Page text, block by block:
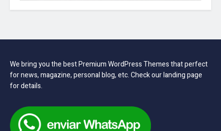
We bring you the best Premium WordPress Themes that perfect
for news, magazine, personal blog, etc. Check our landing page
for details.